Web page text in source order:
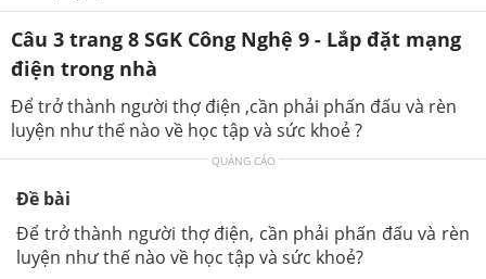
Câu 3 trang 8 SGK Công Nghệ 9 - Lắp đặt mạng
điện trong nhà
Để trở thành người thợ điện ,cần phải phấn đấu và rèn
luyện như thế nào về học tập và sức khoẻ ?
QUẢNG CÁO
Đề bài
Để trở thành người thợ điện, cần phải phấn đấu và rèn
luyện như thế nào về học tập và sức khoẻ?